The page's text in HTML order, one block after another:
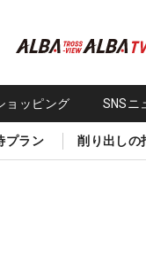
ョッピング SNSニ
プラン 削り出しの